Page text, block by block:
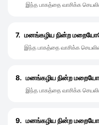
இந்த பாகத்தை வாசிக்க
7. மனங்கழிய நின்ற
இந்த பாகத்தை வாசிக்க
8. மனங்கழிய நின்ற
இந்த பாகத்தை வாசிக்க
9. மனங்கழிய நின்ற